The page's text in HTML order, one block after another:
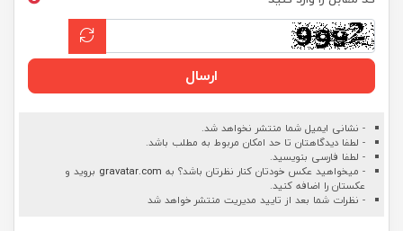
ارسال
- نشانی ایمیل شما منتشر نخواهد شد.
- لطفا دیدگاهتان تا حد امکان مربوط به مطلب باشد.
- لطفا فارسی بنویسید.
- میخواهید عکس خودتان کنار نظرتان باشد؟ به gravatar.com بروید و
عکستان را اضافه کنید.
- نظرات شما بعد از تایید مدیریت منتشر خواهد شد